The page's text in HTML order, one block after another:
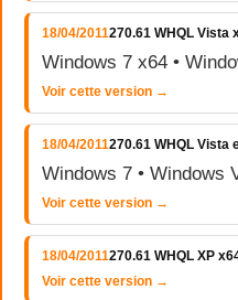
18/04/2011270.61 WHQL Vista
Windows 7 x64 •
Voir cette version →
18/04/2011270.61 WHQL Vista
Windows 7 • Windows
Voir cette version →
18/04/2011270.61 WHQL XP
Voir cette version →